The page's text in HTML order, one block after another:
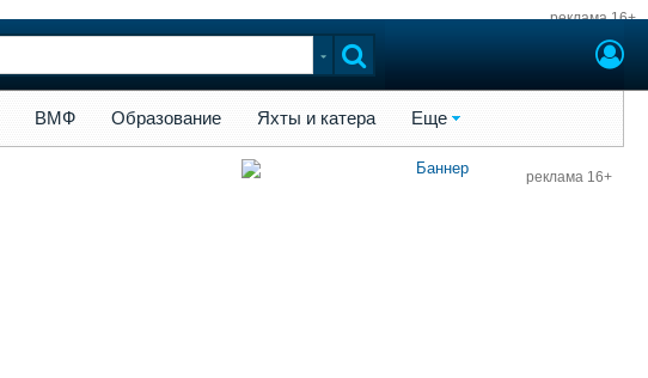
реклама 16+
ВМФ Образование Яхты и катера Еще
реклама 16+